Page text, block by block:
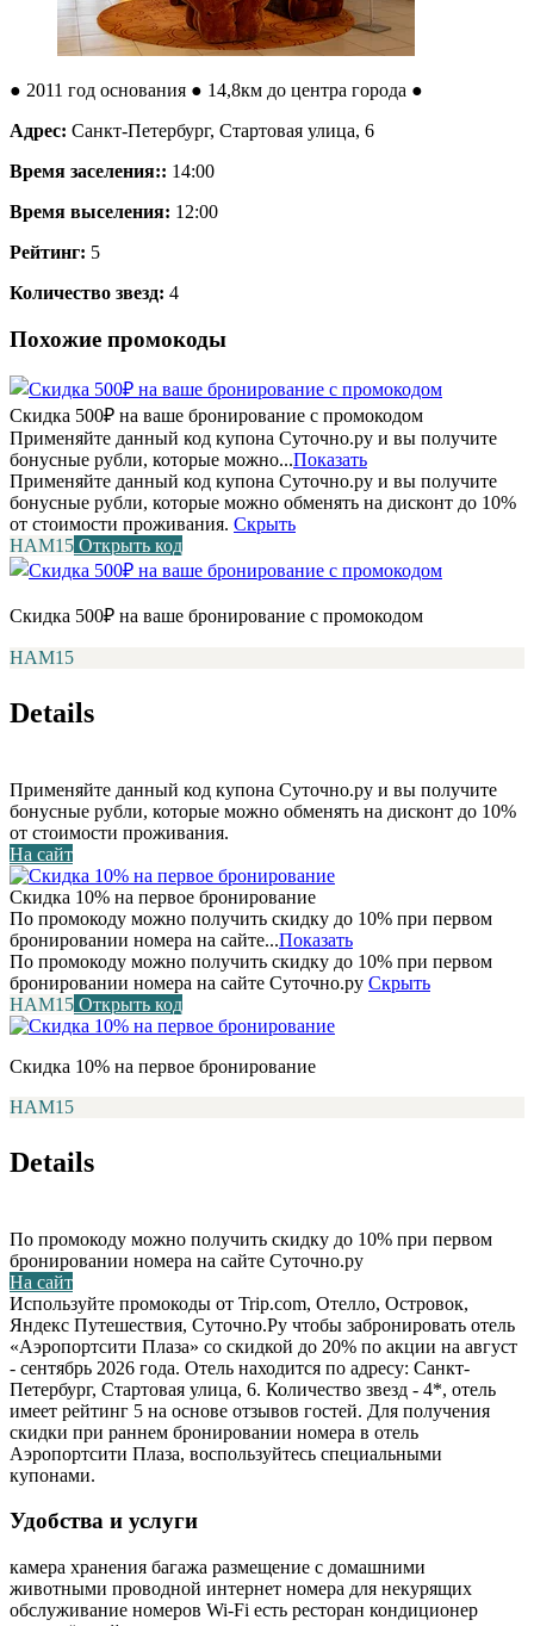
● 2011 год основания ● 14,8км до центра города ●
Адрес: Санкт-Петербург, Стартовая улица, 6
Время заселения:: 14:00
Время выселения: 12:00
Рейтинг: 5
Количество звезд: 4
Похожие промокоды
Скидка 500₽ на ваше бронирование с промокодом
Применяйте данный код купона Суточно.ру и вы получите
бонусные рубли, которые можно...Показать
Применяйте данный код купона Суточно.ру и вы получите
бонусные рубли, которые можно обменять на дисконт до 10%
от стоимости проживания. Скрыть
НАМ15 Открыть код
Скидка 500₽ на ваше бронирование с промокодом
НАМ15
Details
Применяйте данный код купона Суточно.ру и вы получите
бонусные рубли, которые можно обменять на дисконт до 10%
от стоимости проживания.
На сайт
Скидка 10% на первое бронирование
По промокоду можно получить скидку до 10% при первом
бронировании номера на сайте...Показать
По промокоду можно получить скидку до 10% при первом
бронировании номера на сайте Суточно.ру Скрыть
НАМ15 Открыть код
Скидка 10% на первое бронирование
НАМ15
Details
По промокоду можно получить скидку до 10% при первом
бронировании номера на сайте Суточно.ру
На сайт
Используйте промокоды от Trip.com, Отелло, Островок,
Яндекс Путешествия, Суточно.Ру чтобы забронировать отель
«Аэропортсити Плаза» со скидкой до 20% по акции на август
- сентябрь 2026 года. Отель находится по адресу: Санкт-
Петербург, Стартовая улица, 6. Количество звезд - 4*, отель
имеет рейтинг 5 на основе отзывов гостей. Для получения
скидки при раннем бронировании номера в отель
Аэропортсити Плаза, воспользуйтесь специальными
купонами.
Удобства и услуги
камера хранения багажа размещение с домашними
животными проводной интернет номера для некурящих
обслуживание номеров Wi-Fi есть ресторан кондиционер